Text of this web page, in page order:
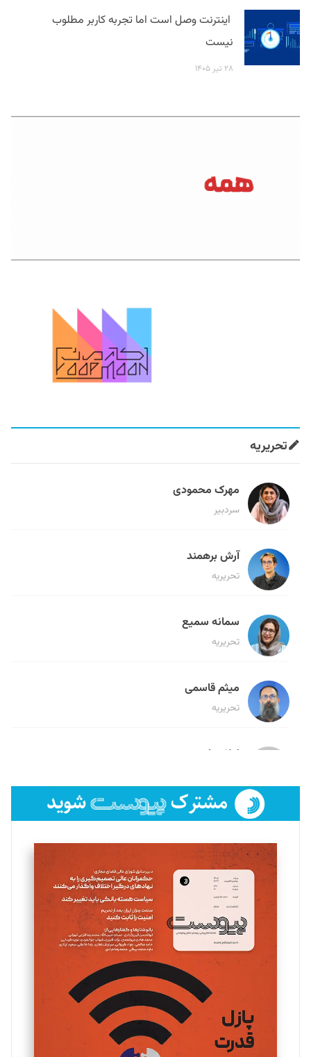
اینترنت وصل است اما تجربه کاربر مطلوب
نیست
۲۸ تیر ۱۴۰۵
تحریریه
مهرک محمودی
سردبیر
آرش برهمند
تحریریه
سمانه سمیع
تحریریه
میثم قاسمی
تحریریه
لیلا حنارود
فائزه فتحی رستمی
تحریریه
سروش کرمیان
تحریریه
مینا پاکدل
یسنا امان‌پور
تحریریه